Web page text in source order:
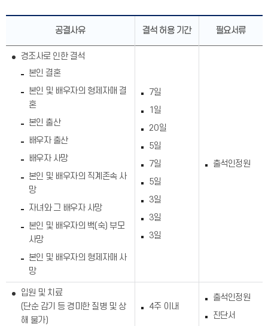
공결사유 결석 허용 기간 필요서류
경조사로 인한 결석
본인 결혼
본인 및 배우자의 형제자매 결
혼
본인 출산
배우자 출산
배우자 사망
본인 및 배우자의 직계존속 사
망
자녀와 그 배우자 사망
본인 및 배우자의 백(숙) 부모
사망
본인 및 배우자의 형제자매 사
망
7일
1일
20일
5일
7일
5일
3일
3일
3일
출석인정원
입원 및 치료
(단순 감기 등 경미한 질병 및 상
해 불가)
4주 이내
출석인정원
진단서